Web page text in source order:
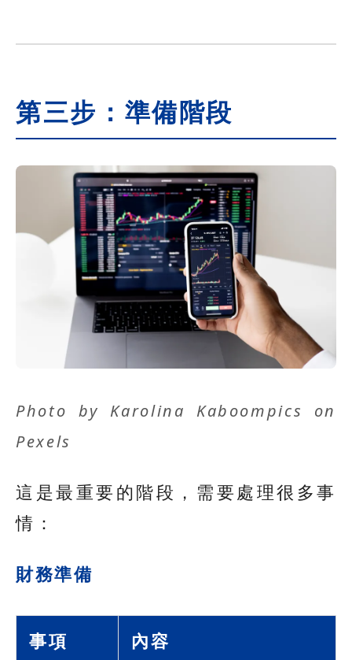
第三步：準備階段
Photo by Karolina Kaboompics
on
Pexels
這是最重要的階段，需要處理很多事
情：
財務準備
事項 內容